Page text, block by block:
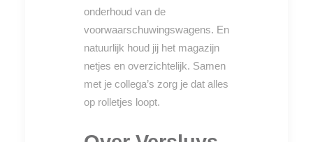
onderhoud van de
voorwaarschuwingswagens. En
natuurlijk houd jij het magazijn
netjes en overzichtelijk. Samen
met je collega’s zorg je dat alles
op rolletjes loopt.